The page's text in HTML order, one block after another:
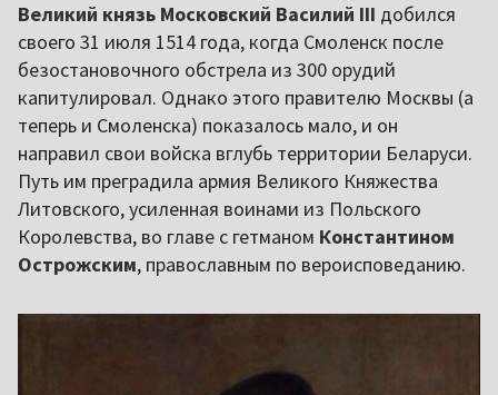
Великий князь Московский Василий III добился
своего 31 июля 1514 года, когда Смоленск после
безостановочного обстрела из 300 орудий
капитулировал. Однако этого правителю Москвы (а
теперь и Смоленска) показалось мало, и он
направил свои войска вглубь территории Беларуси.
Путь им преградила армия Великого Княжества
Литовского, усиленная воинами из Польского
Королевства, во главе с гетманом Константином
Острожским, православным по вероисповеданию.